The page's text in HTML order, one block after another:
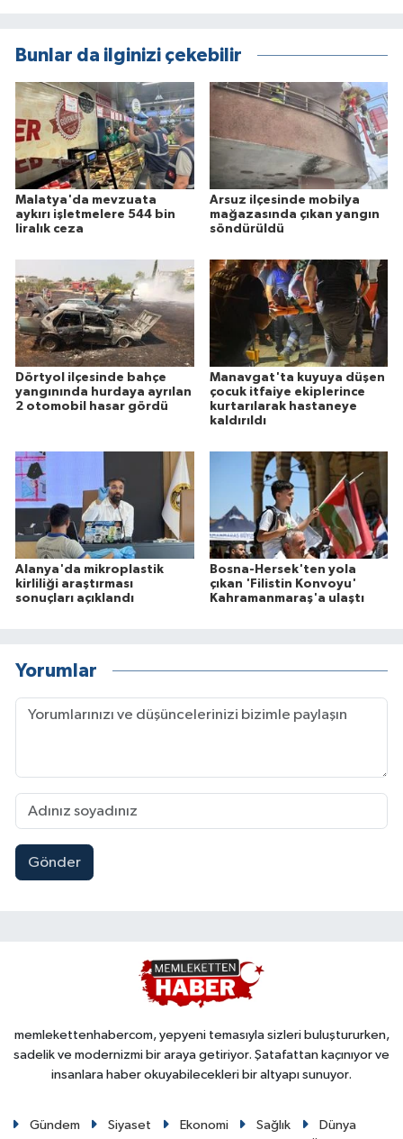
Bunlar da ilginizi çekebilir
Malatya'da mevzuata
aykırı işletmelere 544 bin
liralık ceza
Arsuz ilçesinde mobilya
mağazasında çıkan yangın
söndürüldü
Dörtyol ilçesinde bahçe
yangınında hurdaya ayrılan
2 otomobil hasar gördü
Manavgat'ta kuyuya düşen
çocuk itfaiye ekiplerince
kurtarılarak hastaneye
kaldırıldı
Alanya'da mikroplastik
kirliliği araştırması
sonuçları açıklandı
Bosna-Hersek'ten yola
çıkan 'Filistin Konvoyu'
Kahramanmaraş'a ulaştı
Yorumlar
Gönder
memlekettenhabercom, yepyeni temasıyla sizleri buluştururken,
sadelik ve modernizmi bir araya getiriyor. Şatafattan kaçınıyor ve
insanlara haber okuyabilecekleri bir altyapı sunuyor.
Gündem Siyaset Ekonomi Sağlık
Dünya